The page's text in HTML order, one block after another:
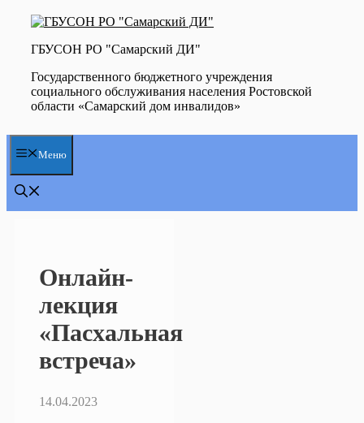
Перейти
содержимому
ГБУСОН РО "Самарский ДИ"
Государственного бюджетного учреждения
социального обслуживания населения Ростовской
области «Самарский дом инвалидов»
Меню
Онлайн-
лекция
«Пасхальная
встреча»
14.04.2023